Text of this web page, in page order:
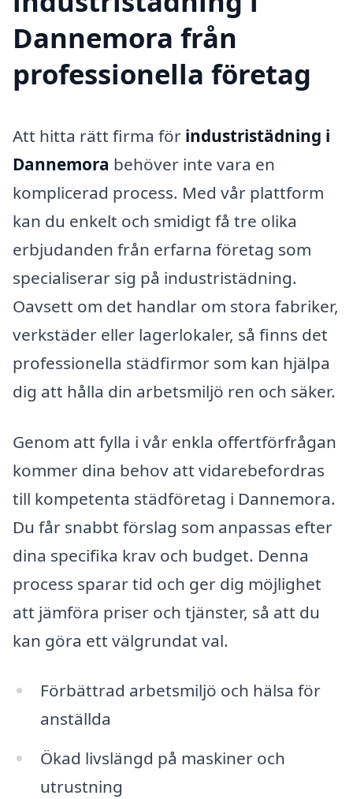
Dannemora från
professionella företag
Att hitta rätt firma för industristädning i
Dannemora behöver inte vara en
komplicerad process. Med vår plattform
kan du enkelt och smidigt få tre olika
erbjudanden från erfarna företag som
specialiserar sig på industristädning.
Oavsett om det handlar om stora fabriker,
verkstäder eller lagerlokaler, så finns det
professionella städfirmor som kan hjälpa
dig att hålla din arbetsmiljö ren och säker.
Genom att fylla i vår enkla offertförfrågan
kommer dina behov att vidarebefordras
till kompetenta städföretag i Dannemora.
Du får snabbt förslag som anpassas efter
dina specifika krav och budget. Denna
process sparar tid och ger dig möjlighet
att jämföra priser och tjänster, så att du
kan göra ett välgrundat val.
Förbättrad arbetsmiljö och hälsa för
anställda
Ökad livslängd på maskiner och
utrustning